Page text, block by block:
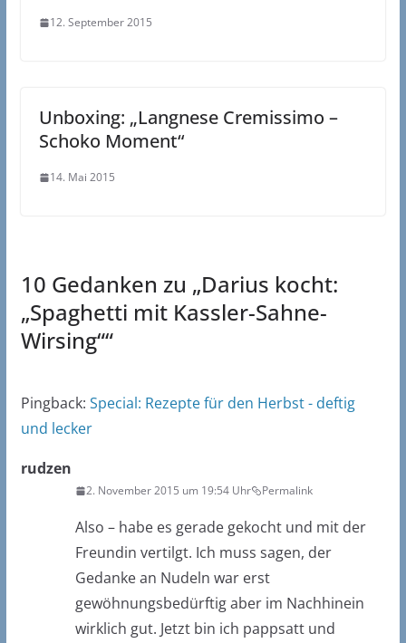
12. September 2015
Unboxing: „Langnese Cremissimo –
Schoko Moment“
14. Mai 2015
10 Gedanken zu „Darius kocht:
„Spaghetti mit Kassler-Sahne-
Wirsing““
Pingback: Special: Rezepte für den Herbst - deftig
und lecker
rudzen
2. November 2015 um 19:54 Uhr Permalink
Also – habe es gerade gekocht und mit der
Freundin vertilgt. Ich muss sagen, der
Gedanke an Nudeln war erst
gewöhnungsbedürftig aber im Nachhinein
wirklich gut. Jetzt bin ich pappsatt und